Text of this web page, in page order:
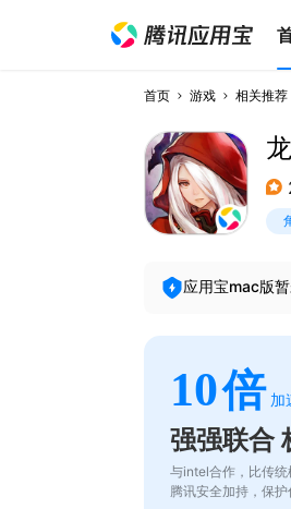
首页 游戏 相关推荐
应用宝mac版
10倍 加
强强联合
与intel合作，比传
腾讯安全加持，保